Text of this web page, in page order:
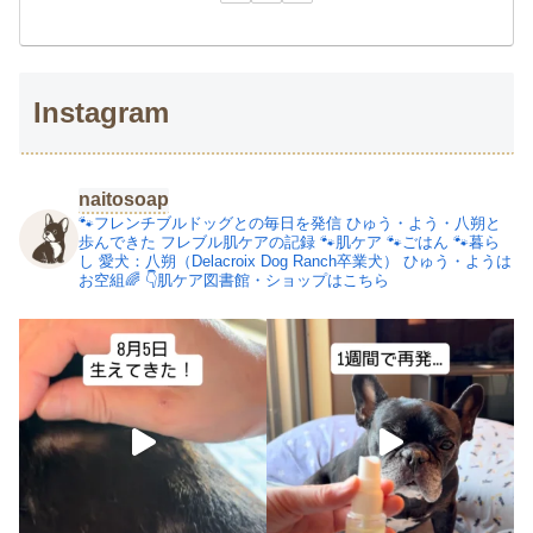
Instagram
naitosoap
🐾フレンチブルドッグとの毎日を発信 ひゅう・よう・八朔と
歩んできた フレブル肌ケアの記録 🐾肌ケア 🐾ごはん 🐾暮ら
し 愛犬：八朔（Delacroix Dog Ranch卒業犬）
ひゅう・ようは
お空組🌈 👇肌ケア図書館・ショップはこちら